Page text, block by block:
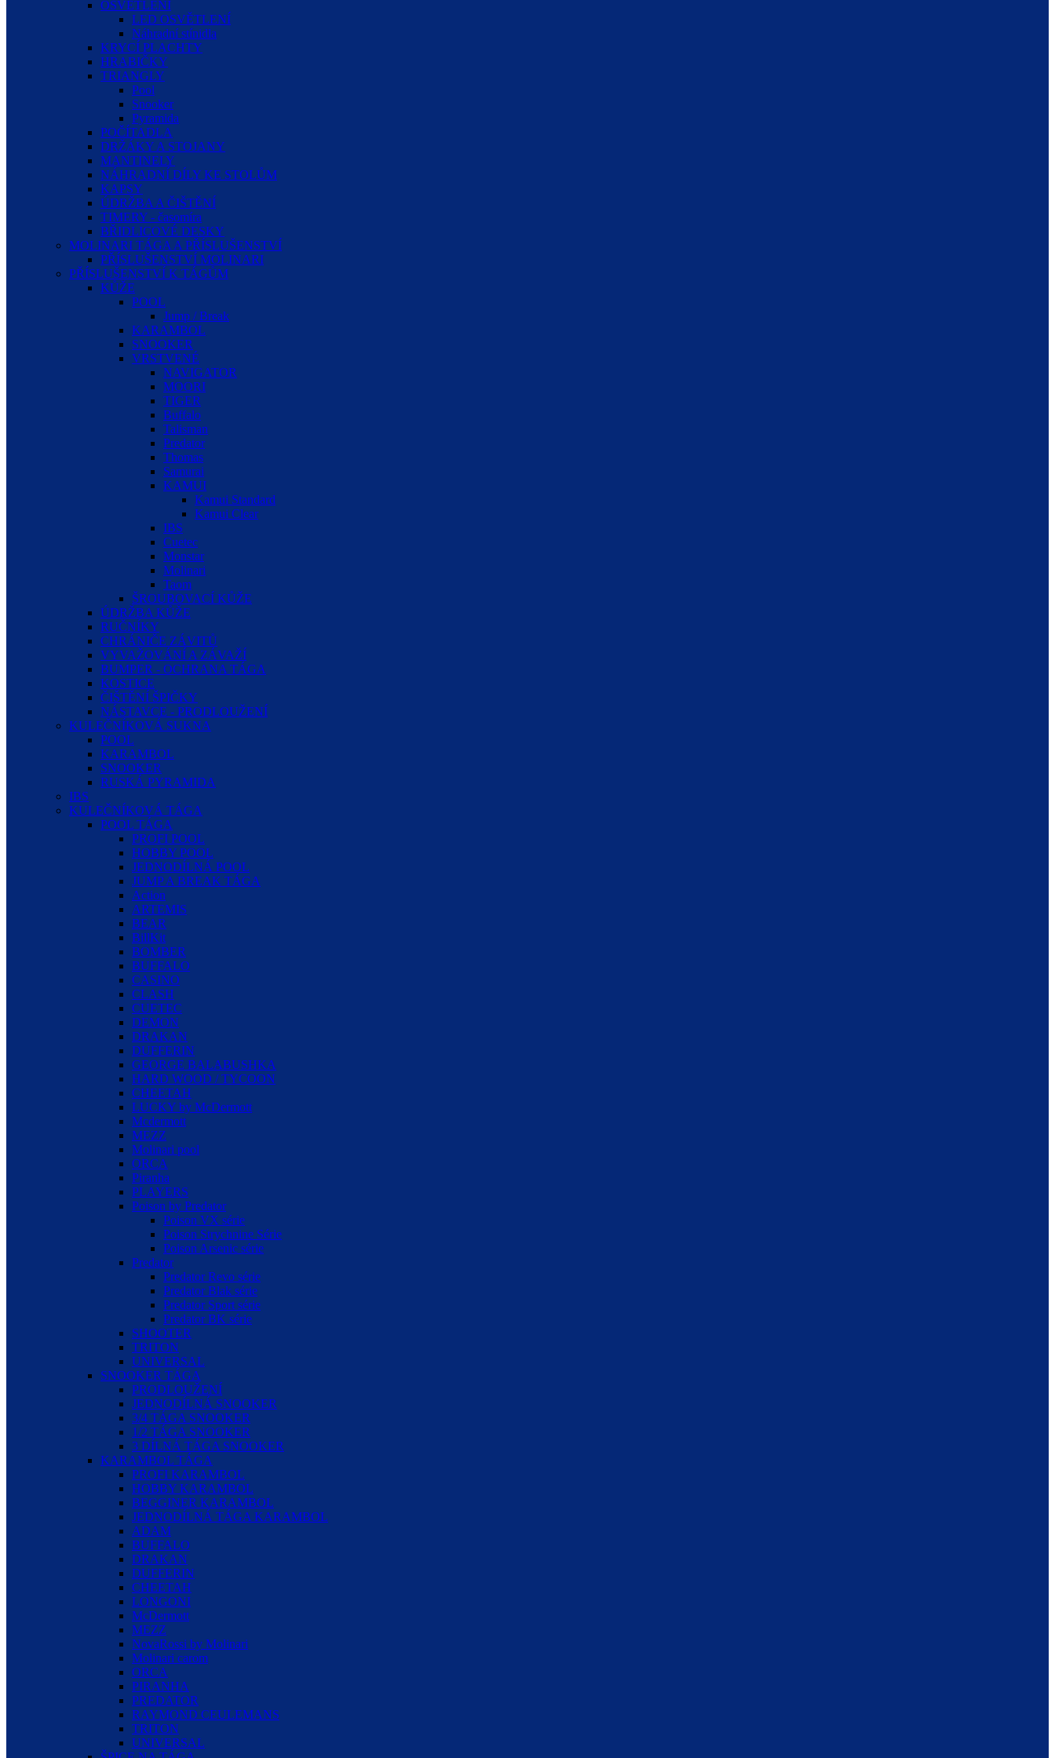
OSVĚTLENÍ
LED OSVĚTLENÍ
Náhradní stínidla
KRYCÍ PLACHTY
HRABIČKY
TRIANGLY
Pool
Snooker
Pyramida
POČÍTADLA
DRŽÁKY A STOJANY
MANTINELY
NÁHRADNÍ DÍLY KE STOLŮM
KAPSY
ÚDRŽBA A ČIŠTĚNÍ
TIMERY - časomíra
BŘIDLICOVÉ DESKY
MOLINARI TÁGA A PŘÍSLUŠENSTVÍ
PŘÍSLUŠENSTVÍ MOLINARI
PŘÍSLUŠENSTVÍ K TÁGŮM
KŮŽE
POOL
Jump / Break
KARAMBOL
SNOOKER
VRSTVENÉ
NAVIGATOR
MOORI
TIGER
Buffalo
Talisman
Predator
Thomas
Samurai
KAMUI
Kamui Standard
Kamui Clear
IBS
Cuetec
Monstar
Molinari
Taom
ŠROUBOVACÍ KŮŽE
ÚDRŽBA KŮŽE
RUČNÍKY
CHRÁNIČE ZÁVITŮ
VYVAŽOVÁNÍ A ZÁVAŽÍ
BUMPER - OCHRANA TÁGA
KOSTICE
ČIŠTĚNÍ ŠPIČKY
NÁSTAVCE - PRODLOUŽENÍ
KULEČNÍKOVÁ SUKNA
POOL
KARAMBOL
SNOOKER
RUSKÁ PYRAMIDA
IBS
KULEČNÍKOVÁ TÁGA
POOL TÁGA
PROFI POOL
HOBBY POOL
JEDNODÍLNÁ POOL
JUMP A BREAK TÁGA
Action
ARTEMIS
BEAR
BillKit
BOMBER
BUFFALO
CASINO
CLASH
CUETEC
DEMON
DRAKAN
DUFFERIN
GEORGE BALABUSHKA
HARD WOOD / TYCOON
CHEETAH
LUCKY by McDermott
Mcdermott
MEZZ
Molinari pool
ORCA
Piranha
PLAYERS
Poison by Predator
Poison VX série
Poison Strychnine Série
Poison Arsenic série
Predator
Predator Revo série
Predator Blak série
Predator Sport série
Predator BK série
SHOOTER
TRITON
UNIVERSAL
SNOOKER TÁGA
PRODLOUŽENÍ
JEDNODÍLNÁ SNOOKER
3/4 TÁGA SNOOKER
1/2 TÁGA SNOOKER
3 DÍLNÁ TÁGA SNOOKER
KARAMBOL TÁGA
PROFI KARAMBOL
HOBBY KARAMBOL
BEGGINER KARAMBOL
JEDNODÍLNÁ TÁGA KARAMBOL
ADAM
BUFFALO
DRAKAN
DUFFERIN
CHEETAH
LONGONI
McDermott
MEZZ
NovaRossi by Molinari
Molinari carom
ORCA
PIRANHA
PREDATOR
RAYMOND CEULEMANS
TRITON
UNIVERSAL